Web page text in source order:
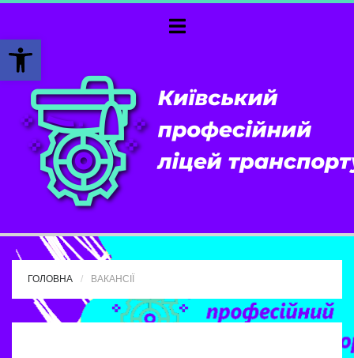
Відкрити Панель інструментів
ГОЛОВНА ВАКАНСІЇ